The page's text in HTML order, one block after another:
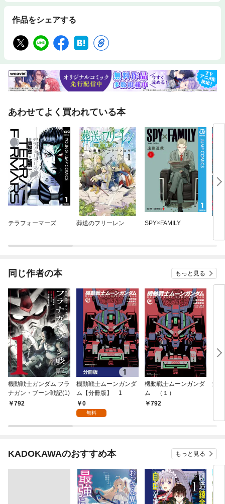
作品をシェアする
あわせてよく買われている本
テラフォーマーズ 葬送のフリーレン SPY×FAMILY
同じ作者の本 もっと見る
機動戦士ガンダム フラ
ナガン・ブーン戦記(1)
792
機動戦士ムーンガンダ
ム【分冊版】 1
0
無料
機動戦士ムーンガンダ
ム （１）
792
舞-
KADOKAWAのおすすめ本 もっと見る